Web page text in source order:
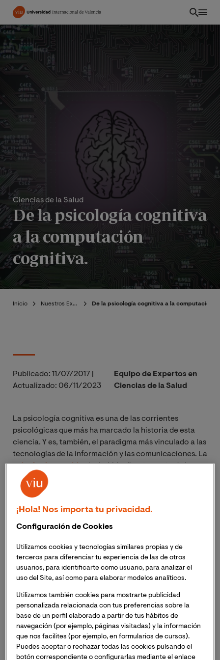
Pasar
contenido
principal
Ciencias de la Salud
De la psicología cognitiva
a la computación
cognitiva.
Inicio Nuestros Expertos De la psicología cognitiva a la computación
Publicado: 11/07/2017
Actualizado: 06/11/2023
Equipo de Expertos en
Ciencias de la Salud
La psicología cognitiva es una de las corrientes
psicológicas que más ha marcado la historia de esta
ciencia. Y es, también, el paradigma más vinculado a las
tecnologías de la información y las comunicaciones. La
psicología cognitivaha bebido directamente de los
desarrollos en el campo cibernético e informático,
pero también ha servido de inspiración y sostén a
disciplinas tecnológicas. El objetivo máximo ahora
mismo, el que está en boca de todos:
habilidades, la inteligencia.El desarrollo de la
inteligencia artificial pasa necesariamente por el
conocimiento de principios básicos de la psicología
cognitiva. Hay una forma de inteligencia artificial, la
llamada computacióncognitiva, que parece erigirse
en el intento más puro de emular la inteligencia, aún
más, la psiquis humana. Empecemos a conocerla.
Descarga nuestra guía gratuita: Las áreas
de la psicología y la aplicación de las
¡Hola! Nos importa tu privacidad.
Configuración de Cookies
Utilizamos cookies y tecnologías similares propias y de
terceros para diferenciar tu experiencia de las de otros
usuarios, para identificarte como usuario, para analizar el
uso del Site, así como para elaborar modelos analíticos.
Utilizamos también cookies para mostrarte publicidad
personalizada relacionada con tus preferencias sobre la
base de un perfil elaborado a partir de tus hábitos de
navegación (por ejemplo, páginas visitadas) y la información
que nos facilites (por ejemplo, en formularios de cursos).
Puedes aceptar o rechazar todas las cookies pulsando el
botón correspondiente o configurarlas mediante el enlace